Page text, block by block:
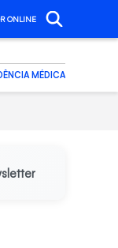
ONLINE
MÉDICA